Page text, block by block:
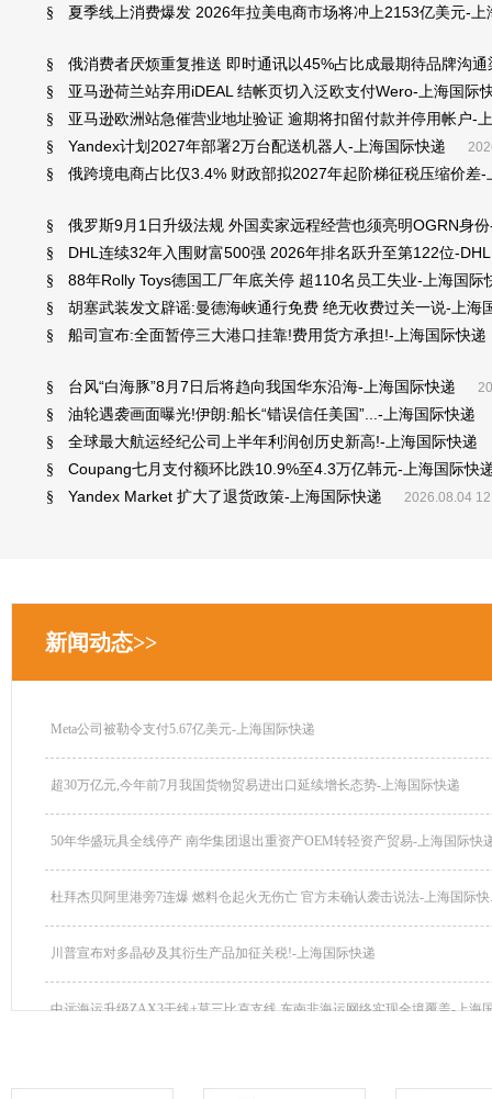
§ 夏季线上消费爆发 2026年拉美电商市场将冲上2153亿美元-上
§ 俄消费者厌烦重复推送 即时通讯以45%占比成最期待品牌沟
§ 亚马逊荷兰站弃用iDEAL 结帐页切入泛欧支付Wero-上海国际
§ 亚马逊欧洲站急催营业地址验证 逾期将扣留付款并停用帐户-
§ Yandex计划2027年部署2万台配送机器人-上海国际快递
§ 俄跨境电商占比仅3.4% 财政部拟2027年起阶梯征税压缩价差-
§ 俄罗斯9月1日升级法规 外国卖家远程经营也须亮明OGRN身
§ DHL连续32年入围财富500强 2026年排名跃升至第122位-
§ 88年Rolly Toys德国工厂年底关停 超110名员工失业-上海国际
§ 胡塞武装发文辟谣:曼德海峡通行免费 绝无收费过关一说-上海
§ 船司宣布:全面暂停三大港口挂靠!费用货方承担!-上海国际快递
§ 台风“白海豚”8月7日后将趋向我国华东沿海-上海国际快递
§ 油轮遇袭画面曝光!伊朗:船长“错误信任美国”...-上海国际快递
§ 全球最大航运经纪公司上半年利润创历史新高!-上海国际快递
§ Coupang七月支付额环比跌10.9%至4.3万亿韩元-上海国际快
§ Yandex Market 扩大了退货政策-上海国际快递 2026.08.04
新闻动态>>
Meta公司被勒令支付5.67亿美元-上海国际快递
超30万亿元,今年前7月我国货物贸易进出口延续增长态势-上海国际快递
50年华盛玩具全线停产 南华集团退出重资产OEM转轻资产贸易-上海国际快
杜拜杰贝阿里港旁7连爆 燃料仓起火无伤亡 官方未确认袭击说法-上海国际快
川普宣布对多晶矽及其衍生产品加征关税!-上海国际快递
中远海运升级ZAX3干线+莫三比克支线,东南非海运网络实现全境覆盖-上海